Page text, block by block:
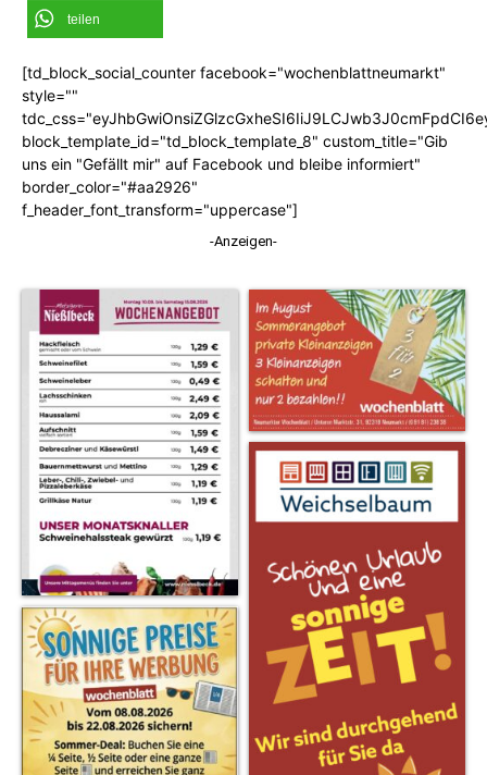
teilen
[td_block_social_counter facebook="wochenblattneumarkt"
style=""
block_template_id="td_block_template_8" custom_title="Gib
uns ein "Gefällt mir" auf Facebook und bleibe informiert"
border_color="#aa2926"
f_header_font_transform="uppercase"]
-Anzeigen-